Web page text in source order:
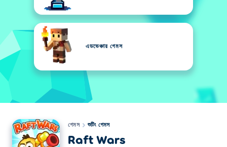
এডভেঞ্চার গেমস
গেমস শুটিং গেমস
Raft Wars